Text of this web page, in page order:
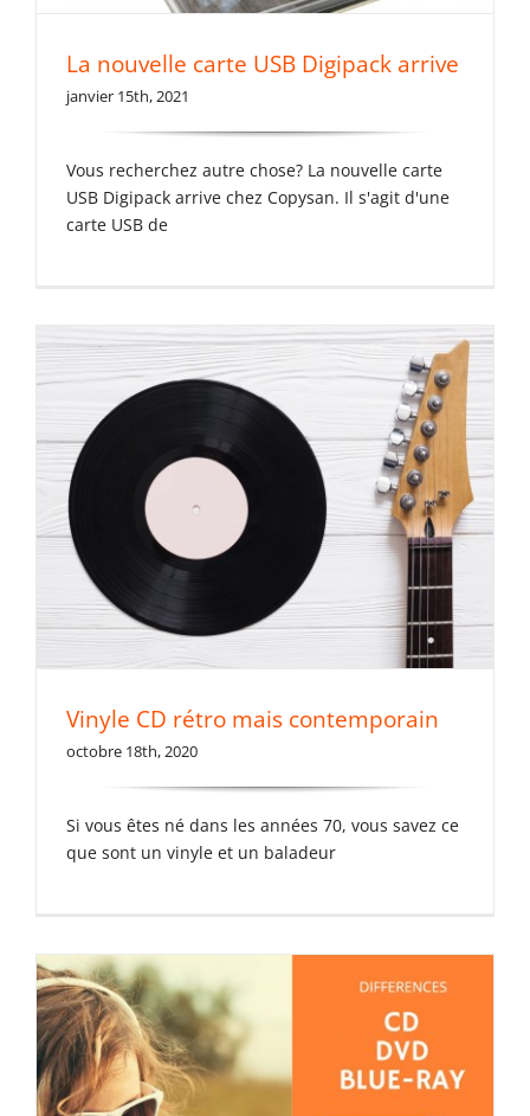
La nouvelle carte USB Digipack arrive
janvier 15th, 2021
Vous recherchez autre chose? La nouvelle carte
USB Digipack arrive chez Copysan. Il s'agit d'une
carte USB de
Vinyle CD rétro mais
contemporain
Vinyle CD rétro mais contemporain
octobre 18th, 2020
Si vous êtes né dans les années 70, vous savez ce
que sont un vinyle et un baladeur
metus
Non classé